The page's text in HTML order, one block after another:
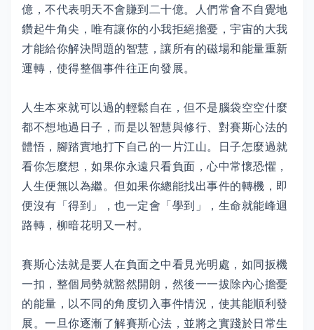
億，不代表明天不會賺到二十億。人們常會不自覺地
鑽起牛角尖，唯有讓你的小我拒絕擔憂，宇宙的大我
才能給你解決問題的智慧，讓所有的磁場和能量重新
運轉，使得整個事件往正向發展。
人生本來就可以過的輕鬆自在，但不是腦袋空空什麼
都不想地過日子，而是以智慧與修行、對賽斯心法的
體悟，腳踏實地打下自己的一片江山。日子怎麼過就
看你怎麼想，如果你永遠只看負面，心中常懷恐懼，
人生便無以為繼。但如果你總能找出事件的轉機，即
便沒有「得到」，也一定會「學到」，生命就能峰迴
路轉，柳暗花明又一村。
賽斯心法就是要人在負面之中看見光明處，如同扳機
一扣，整個局勢就豁然開朗，然後一一拔除內心擔憂
的能量，以不同的角度切入事件情況，使其能順利發
展。一旦你逐漸了解賽斯心法，並將之實踐於日常生